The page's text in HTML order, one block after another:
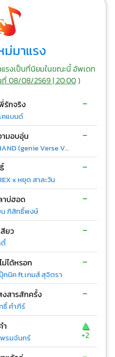
ม่มาแรง
รงเป็นที่นิยมในขณะนี้ อัพเดท
08/08/2569 | 20:00)
รักจริง
คแบนด์
-
มอบอุ่น
FREEHAND (genie Verse Vol.1)
-
x หยุด สาละวัน
-
บ่ฮอด
ภิสิทธิ์พงษ์
-
ยว -
ได้หรอก
กนิค ft.เกมส์ สุจิตรา
-
งสารสักครั้ง
คำภีร์
-
ำ
รมจันทร์
▲
+2